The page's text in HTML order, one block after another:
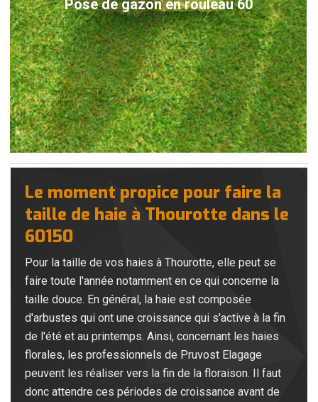
Pose de gazon en rouleau 60
Le moment propice pour faire la
taille de haie à Thourotte dans le
60150
Pour la taille de vos haies à Thourotte, elle peut se
faire toute l'année notamment en ce qui concerne la
taille douce. En général, la haie est composée
d'arbustes qui ont une croissance qui s'active à la fin
de l'été et au printemps. Ainsi, concernant les haies
florales, les professionnels de Pruvost Elagage
peuvent les réaliser vers la fin de la floraison. Il faut
donc attendre ces périodes de croissance avant de